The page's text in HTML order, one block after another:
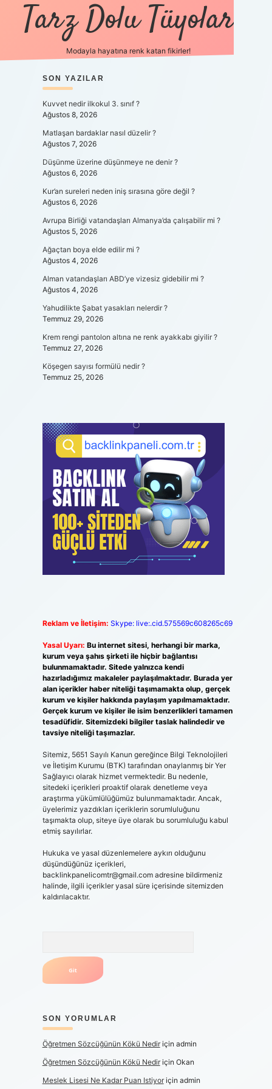
Tarz Dolu Tüyolar
Modayla hayatına renk katan fikirler!
SIDEBAR
SON YAZILAR
Kuvvet nedir ilkokul 3. sınıf ?
Ağustos 8, 2026
Matlaşan bardaklar nasıl düzelir ?
Ağustos 7, 2026
Düşünme üzerine düşünmeye ne denir ?
Ağustos 6, 2026
Kur’an sureleri neden iniş sırasına göre değil ?
Ağustos 6, 2026
Avrupa Birliği vatandaşları Almanya’da çalışabilir mi ?
Ağustos 5, 2026
Ağaçtan boya elde edilir mi ?
Ağustos 4, 2026
Alman vatandaşları ABD’ye vizesiz gidebilir mi ?
Ağustos 4, 2026
Yahudilikte Şabat yasakları nelerdir ?
Temmuz 29, 2026
Krem rengi pantolon altına ne renk ayakkabı giyilir ?
Temmuz 27, 2026
Köşegen sayısı formülü nedir ?
Temmuz 25, 2026
Reklam ve İletişim: Skype: live:.cid.575569c608265c69
Yasal Uyarı: Bu internet sitesi, herhangi bir marka,
kurum veya şahıs şirketi ile hiçbir bağlantısı
bulunmamaktadır. Sitede yalnızca kendi
hazırladığımız makaleler paylaşılmaktadır. Burada yer
alan içerikler haber niteliği taşımamakta olup, gerçek
kurum ve kişiler hakkında paylaşım yapılmamaktadır.
Gerçek kurum ve kişiler ile isim benzerlikleri tamamen
tesadüfidir. Sitemizdeki bilgiler taslak halindedir ve
tavsiye niteliği taşımazlar.
Sitemiz, 5651 Sayılı Kanun gereğince Bilgi Teknolojileri
ve İletişim Kurumu (BTK) tarafından onaylanmış bir Yer
Sağlayıcı olarak hizmet vermektedir. Bu nedenle,
sitedeki içerikleri proaktif olarak denetleme veya
araştırma yükümlülüğümüz bulunmamaktadır. Ancak,
üyelerimiz yazdıkları içeriklerin sorumluluğunu
taşımakta olup, siteye üye olarak bu sorumluluğu kabul
etmiş sayılırlar.
Hukuka ve yasal düzenlemelere aykırı olduğunu
düşündüğünüz içerikleri,
backlinkpanelicomtr@gmail.comadresine bildirmeniz
halinde, ilgili içerikler yasal süre içerisinde sitemizden
kaldırılacaktır.
SON YORUMLAR
Öğretmen Sözcüğünün Kökü Nediriçin admin
Öğretmen Sözcüğünün Kökü Nediriçin Okan
Meslek Lisesi Ne Kadar Puan Istiyoriçin admin